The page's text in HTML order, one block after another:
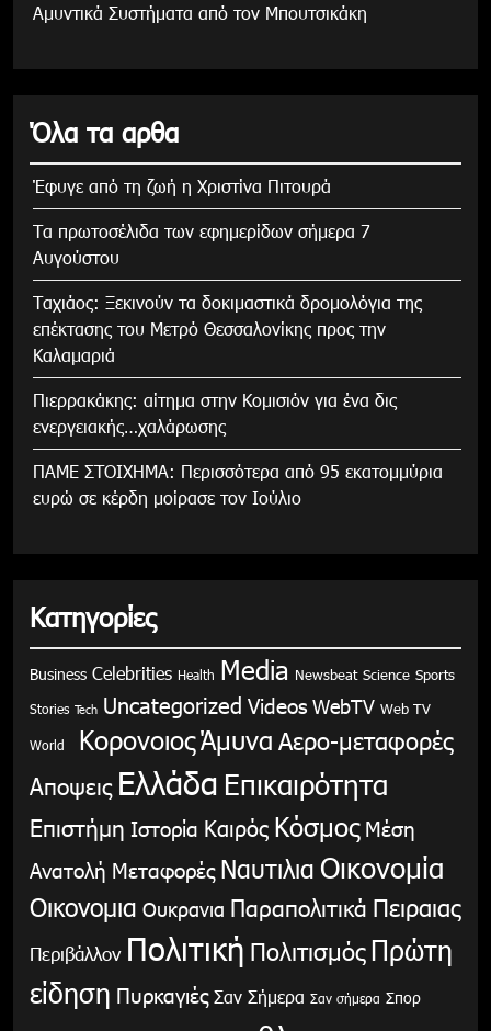
Αμυντικά Συστήματα από τον Μπουτσικάκη
Όλα τα αρθα
Έφυγε από τη ζωή η Χριστίνα Πιτουρά
Τα πρωτοσέλιδα των εφημερίδων σήμερα 7
Αυγούστου
Tαχιάος: Ξεκινούν τα δοκιμαστικά δρομολόγια της
επέκτασης του Μετρό Θεσσαλονίκης προς την
Καλαμαριά
Πιερρακάκης: αίτημα στην Κομισιόν για ένα δις
ενεργειακής…χαλάρωσης
ΠΑΜΕ ΣΤΟΙΧΗΜΑ: Περισσότερα από 95 εκατομμύρια
ευρώ σε κέρδη μοίρασε τον Ιούλιο
Κατηγορίες
Business Celebrities Health Media Newsbeat Science Sports
Stories Tech Uncategorized Videos WebTV Web TV
World ΚορονοιοςΆμυνα Αερο-μεταφορές
Αποψεις Ελλάδα Επικαιρότητα
Επιστήμη Ιστορία Καιρός Κόσμος Μέση
Ανατολή Μεταφορές Ναυτιλια Οικονομία
Οικονομια Ουκρανια Παραπολιτικά Πειραιας
Περιβάλλον Πολιτική Πολιτισμός Πρώτη
είδηση Πυρκαγιές Σαν Σήμερα Σαν σήμερα Σπορ